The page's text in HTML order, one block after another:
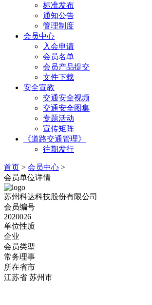
标准发布
通知公告
管理制度
会员中心
入会申请
会员名单
会员产品提交
文件下载
安全宣教
交通安全视频
交通安全图集
专题活动
宣传矩阵
《道路交通管理》
往期发行
首页 > 会员中心 >
会员单位详情
苏州科达科技股份有限公司
会员编号
2020026
单位性质
企业
会员类型
常务理事
所在省市
江苏省 苏州市